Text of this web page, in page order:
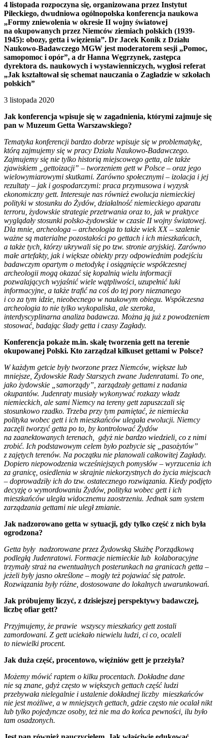
4 listopada rozpoczyna się, organizowana przez Instytut
Pileckiego, dwudniowa ogólnopolska konferencja naukowa
„Formy zniewolenia w okresie II wojny światowej
na okupowanych przez Niemców ziemiach polskich (1939-
1945): obozy, getta i więzienia”. Dr Jacek Konik z Działu
Naukowo-Badawczego MGW jest moderatorem sesji „Pomoc,
samopomoc i opór”, a dr Hanna Węgrzynek, zastępca
dyrektora ds. naukowych i wystawienniczych, wygłosi referat
„Jak kształtował się schemat nauczania o Zagładzie w szkołach
polskich”
3 listopada 2020
Jak konferencja wpisuje się w zagadnienia, którymi zajmuje się
pan w Muzeum Getta Warszawskiego?
Tematyka konferencji bardzo dobrze wpisuje się w problematykę,
którą zajmujemy się w pracy Działu Naukowo-Badawczego.
Zajmujemy się nie tylko historią miejscowego getta, ale także
zjawiskiem „gettoizacji” – tworzeniem gett w Polsce – oraz jego
wielowymiarowymi skutkami. Zarówno społecznymi – izolacja i jej
rezultaty – jak i gospodarczymi: praca przymusowa i wyzysk
ekonomiczny gett. Interesuje nas również ewolucja niemieckiej
polityki w stosunku do Żydów, działalność niemieckiego aparatu
terroru, żydowskie strategie przetrwania oraz to, jak w praktyce
wyglądały stosunki polsko-żydowskie w czasie II wojny światowej.
Dla mnie, archeologa – archeologia to także wiek XX – szalenie
ważne są materialne pozostałości po gettach i ich mieszkańcach,
a także tych, którzy ukrywali się po tzw. stronie aryjskiej. Zarówno
małe artefakty, jak i większe obiekty przy odpowiednim podejściu
badawczym opartym o metodykę i osiągnięcie współczesnej
archeologii mogą okazać się kopalnią wielu informacji
pozwalających wyjaśnić wiele wątpliwości, uzupełnić luki
informacyjne, a także trafić na coś do tej pory nieznanego
i co za tym idzie, nieobecnego w naukowym obiegu. Współczesna
archeologia to nie tylko wykopaliska, ale szeroka,
interdyscyplinarna analiza badawcza. Można ją już z powodzeniem
stosować, badając ślady getta i czasy Zagłady.
Konferencja pokaże m.in. skalę tworzenia gett na terenie
okupowanej Polski. Kto zarządzał kilkuset gettami w Polsce?
W każdym getcie były tworzone przez Niemców, większe lub
mniejsze, Żydowskie Rady Starszych zwane Judenratami. To one,
jako żydowskie „samorządy”, zarządzały gettami z nadania
okupantów. Judenraty musiały wykonywać rozkazy władz
niemieckich, ale sami Niemcy na tereny gett zapuszczali się
stosunkowo rzadko. Trzeba przy tym pamiętać, że niemiecka
polityka wobec gett i ich mieszkańców ulegała ewolucji. Niemcy
zaczęli tworzyć getta po to, by kontrolować Żydów
na zaanektowanych terenach, gdyż nie bardzo wiedzieli, co z nimi
zrobić. Ich podstawowym celem było pozbycie się „pasożytów”
z zajętych terenów. Na początku nie planowali całkowitej Zagłady.
Dopiero niepowodzenia wcześniejszych pomysłów – wyrzucenia ich
za granicę, osiedlenia w skrajnie niekorzystnych do życia miejscach
– doprowadziły ich do tzw. ostatecznego rozwiązania. Kiedy podjęto
decyzję o wymordowaniu Żydów, polityka wobec gett i ich
mieszkańców uległa widocznemu zaostrzeniu. Jednak sam system
zarządzania gettami nie uległ zmianie.
Jak nadzorowano getta w sytuacji, gdy tylko część z nich była
ogrodzona?
Getta były nadzorowane przez Żydowską Służbę Porządkową
podległą Judenratowi. Formacje niemieckie lub kolaboracyjne
trzymały straż na ewentualnych posterunkach na granicach getta –
jeżeli były jasno określone – mogły też pojawiać się patrole.
Rozwiązania były różne, dostosowane do lokalnych uwarunkowań.
Jak próbujemy liczyć, z dzisiejszej perspektywy badawczej,
liczbę ofiar gett?
Przyjmujemy, że prawie wszyscy mieszkańcy gett zostali
zamordowani. Z gett uciekało niewielu ludzi, ci co, ocaleli
to niewielki procent.
Jak duża część, procentowo, więźniów gett je przeżyła?
Możemy mówić raptem o kilku procentach. Dokładne dane
nie są znane, gdyż często w większych gettach część ludzi
przebywała nielegalnie i ustalenie dokładnej liczby mieszkańców
nie jest możliwe, a w mniejszych gettach, gdzie często nie ocalał nikt
lub tylko pojedyncze osoby, też nie ma do końca pewności, ilu było
tam osadzonych.